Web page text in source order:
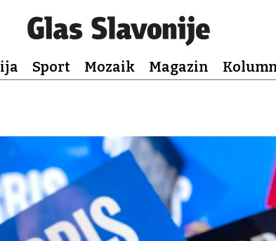
Sport Mozaik Magazin